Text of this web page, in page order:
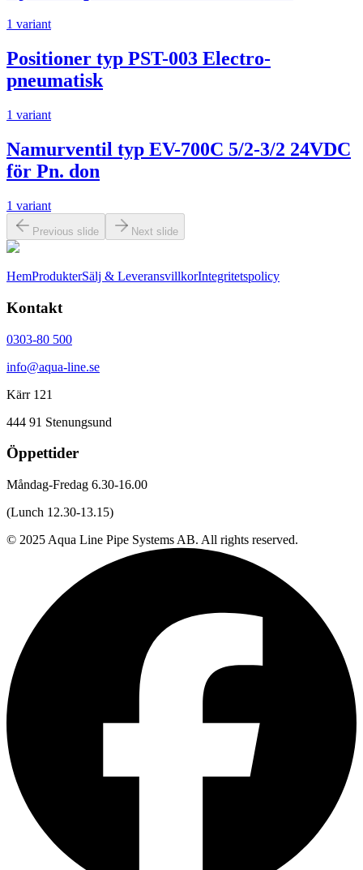
1 variant
Positioner typ PST-003 Electro-
pneumatisk
1 variant
Namurventil typ EV-700C 5/2-3/2 24VDC
för Pn. don
1 variant
Previous slide Next slide
HemProdukterSälj & LeveransvillkorIntegritetspolicy
Kontakt
0303-80 500
info@aqua-line.se
Kärr 121
444 91 Stenungsund
Öppettider
Måndag-Fredag 6.30-16.00
(Lunch 12.30-13.15)
© 2025 Aqua Line Pipe Systems AB. All rights reserved.